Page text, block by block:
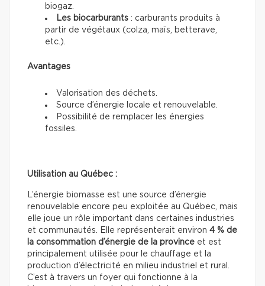
biogaz.
Les biocarburants : carburants produits à
partir de végétaux (colza, maïs, betterave,
etc.).
Avantages
Valorisation des déchets.
Source d’énergie locale et renouvelable.
Possibilité de remplacer les énergies
fossiles.
Utilisation au Québec :
L’énergie biomasse est une source d’énergie
renouvelable encore peu exploitée au Québec, mais
elle joue un rôle important dans certaines industries
et communautés. Elle représenterait environ 4 % de
la consommation d’énergie de la province et est
principalement utilisée pour le chauffage et la
production d’électricité en milieu industriel et rural.
C’est à travers un foyer qui fonctionne à la